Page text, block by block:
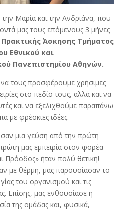
Μαρία και την Ανδριάνα, που
μας τους επόμενους 3 μήνες
Άσκησης Τμήματος
Εθνικού και
Πανεπιστημίου Αθηνών.
τους προσφέρουμε χρήσιμες
στο πεδίο τους, αλλά και να
και να εξελιχθούμε παραπάνω
με φρέσκιες ιδέες.
μια γεύση από την πρώτη
μας εμπειρία στον φορέα
Πρόοδος» ήταν πολύ θετική!
με θέρμη, μας παρουσίασαν το
του οργανισμού και τις
Επίσης, μας ενθουσίασε η
της ομάδας και, φυσικά,